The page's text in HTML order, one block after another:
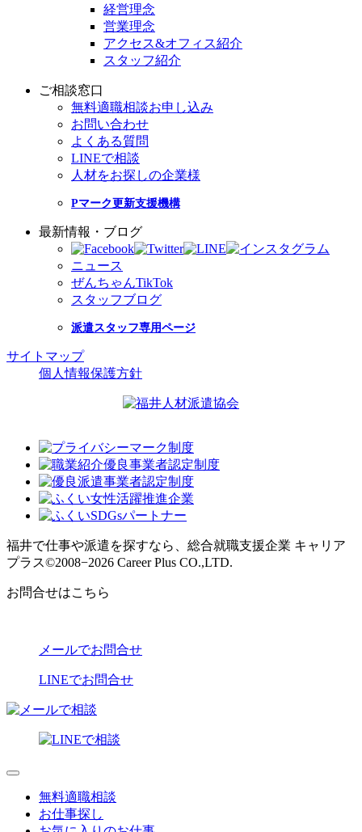
経営理念
営業理念
アクセス&オフィス紹介
スタッフ紹介
ご相談窓口
無料適職相談お申し込み
お問い合わせ
よくある質問
LINEで相談
人材をお探しの企業様
Pマーク更新支援機構
最新情報・ブログ
ニュース
ぜんちゃんTikTok
スタッフブログ
派遣スタッフ専用ページ
サイトマップ
個人情報保護方針
福井で仕事や派遣を探すなら、総合就職支援企業 キャリア
プラス©2008−2026 Career Plus CO.,LTD.
お問合せはこちら
メールでお問合せ
LINEでお問合せ
無料適職相談
お仕事探し